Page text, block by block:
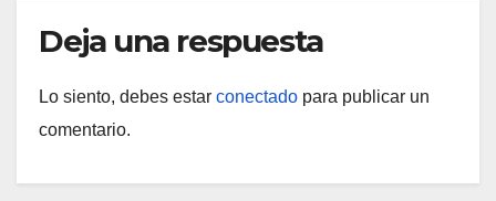
Deja una respuesta
Lo siento, debes estar conectado para publicar un
comentario.